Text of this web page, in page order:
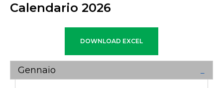
Calendario 2026
Gennaio